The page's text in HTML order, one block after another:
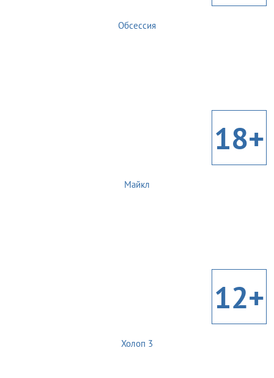
Обсессия
18+
Майкл
12+
Холоп 3